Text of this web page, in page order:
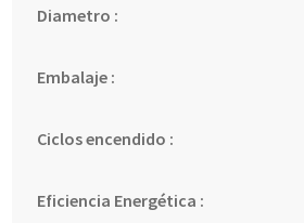
Diametro :
Embalaje :
Ciclos encendido :
Eficiencia Energética :